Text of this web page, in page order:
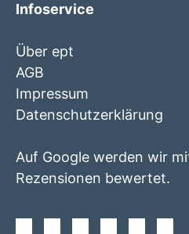
Infoservice
Über ept
AGB
Impressum
Datenschutzerklärung
Auf Google werden wir
Rezensionen bewertet.